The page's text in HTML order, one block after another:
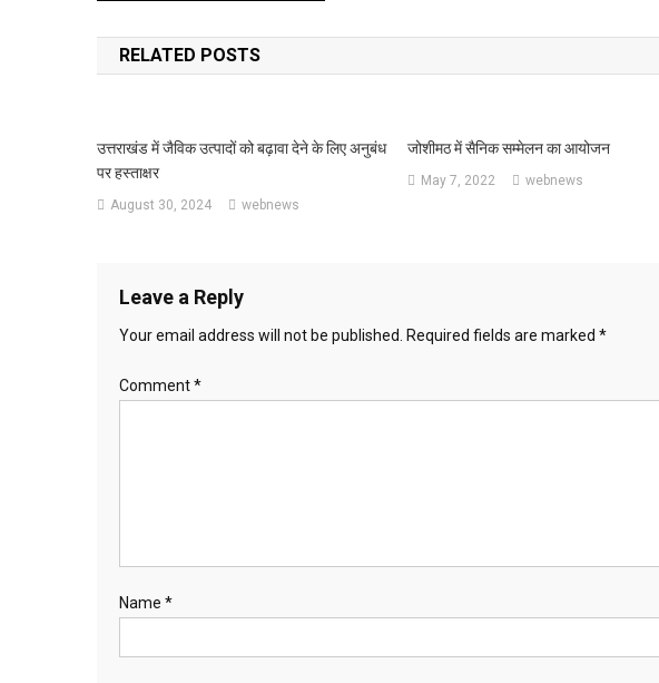
navigation
RELATED POSTS
उत्तराखंड में जैविक उत्पादों को बढ़ावा देने के लिए अनुबंध
पर हस्ताक्षर
August 30, 2024 webnews
जोशीमठ में सैनिक सम्मेलन का आयोजन
May 7, 2022 webnews
Leave a Reply
Your email address will not be published. Required fields are marked *
Comment*
Name *